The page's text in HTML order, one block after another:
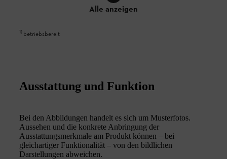
Alle anzeigen
1) betriebsbereit
Ausstattung und Funktion
Bei den Abbildungen handelt es sich um Musterfotos.
Aussehen und die konkrete Anbringung der
Ausstattungsmerkmale am Produkt können – bei
gleichartiger Funktionalität – von den bildlichen
Darstellungen abweichen.